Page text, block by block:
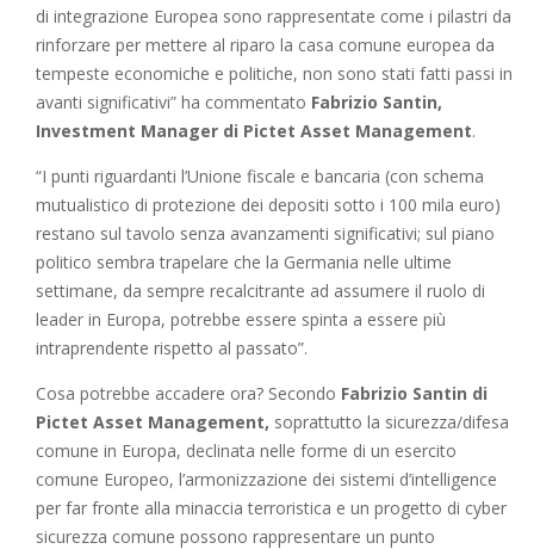
di integrazione Europea sono rappresentate come i pilastri da
rinforzare per mettere al riparo la casa comune europea da
tempeste economiche e politiche, non sono stati fatti passi in
avanti significativi” ha commentato Fabrizio Santin,
Investment Manager di Pictet Asset Management.
“I punti riguardanti l’Unione fiscale e bancaria (con schema
mutualistico di protezione dei depositi sotto i 100 mila euro)
restano sul tavolo senza avanzamenti significativi; sul piano
politico sembra trapelare che la Germania nelle ultime
settimane, da sempre recalcitrante ad assumere il ruolo di
leader in Europa, potrebbe essere spinta a essere più
intraprendente rispetto al passato”.
Cosa potrebbe accadere ora? Secondo Fabrizio Santin di
Pictet Asset Management, soprattutto la sicurezza/difesa
comune in Europa, declinata nelle forme di un esercito
comune Europeo, l’armonizzazione dei sistemi d’intelligence
per far fronte alla minaccia terroristica e un progetto di cyber
sicurezza comune possono rappresentare un punto